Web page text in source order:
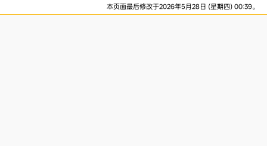
本页面最后修改于2026年5月28日 (星期四) 00:39。